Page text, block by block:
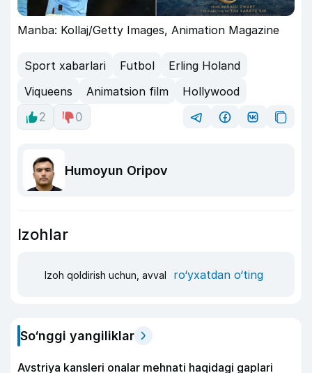
Manba: Kollaj/Getty Images, Animation Magazine
Sport xabarlari Futbol
Erling Holand
Viqueens
Animatsion film
Hollywood
2
0
Humoyun Oripov
Izohlar
Izoh qoldirish uchun, avval ro‘yxatdan o‘ting
So‘nggi yangiliklar
Avstriya kansleri onalar mehnati haqidagi gaplari